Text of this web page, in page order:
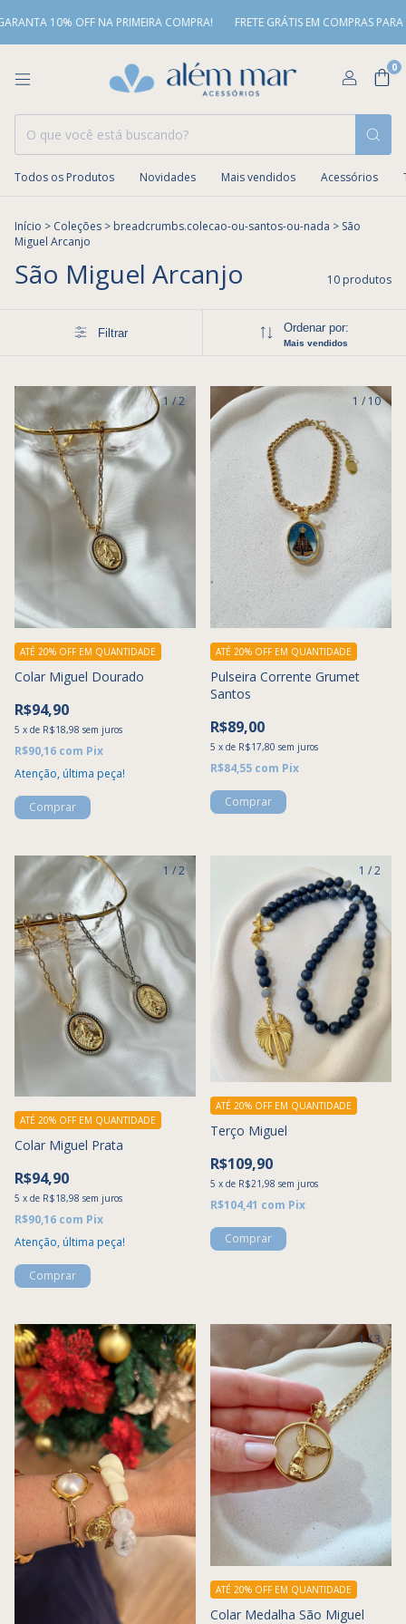
10% OFF NA PRIMEIRA COMPRA! FRETE GRÁTIS EM COMPRAS PARA O
0
Todos os Produtos Novidades Mais vendidos Acessórios
Início > Coleções > breadcrumbs.colecao-ou-santos-ou-nada > São
Miguel Arcanjo
São Miguel Arcanjo 10 produtos
Filtrar Ordenar por:
Mais vendidos
1 /2
Colar Miguel Dourado
R$94,90
5 x de R$18,98 sem juros
ATÉ 20% OFF EM QUANTIDADE
R$90,16 com Pix
Atenção, última peça!
1 / 10
Pulseira Corrente Grumet
Santos
R$89,00
5 x de R$17,80 sem juros
ATÉ 20% OFF EM QUANTIDADE
R$84,55 com Pix
Comprar
1 /2
Colar Miguel Prata
R$94,90
5 x de R$18,98 sem juros
ATÉ 20% OFF EM QUANTIDADE
R$90,16 com Pix
Atenção, última peça!
1 /2
Terço Miguel
R$109,90
5 x de R$21,98 sem juros
ATÉ 20% OFF EM QUANTIDADE
R$104,41 com Pix
1/3 1/3
Colar Medalha São Miguel
ATÉ 20% OFF EM QUANTIDADE